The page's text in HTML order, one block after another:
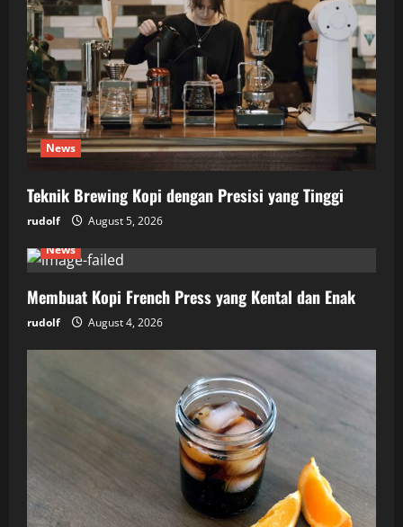
News
Teknik Brewing Kopi dengan Presisi yang Tinggi
rudolf
August 5, 2026
News
Membuat Kopi French Press yang Kental dan Enak
rudolf August 4, 2026